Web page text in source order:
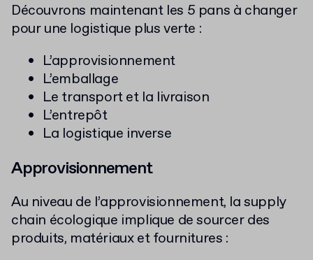
Découvrons maintenant les 5 pans à changer
pour une logistique plus verte :
L’approvisionnement
L’emballage
Le transport et la livraison
L’entrepôt
La logistique inverse
Approvisionnement
Au niveau de l’approvisionnement, la supply
chain écologique implique de sourcer des
produits, matériaux et fournitures :